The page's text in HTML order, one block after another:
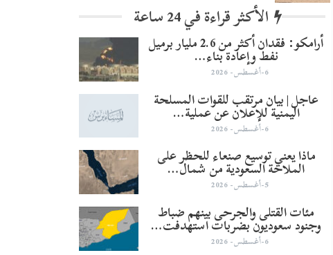
الأكثر قراءة في 24 ساعة
أرامكو: فقدان أكثر من 2.6 مليار برميل
نفط وإعادة بناء…
6-أغسطس- 2026
عاجل | بيان مرتقب للقوات المسلحة
اليمنية للإعلان عن عملية…
6-أغسطس- 2026
ماذا يعني توسيع صنعاء للحظر على
الملاحة السعودية من شمال…
5-أغسطس- 2026
مئات القتلى والجرحى بينهم ضباط
وجنود سعوديون بضربات استهدفت…
6-أغسطس- 2026